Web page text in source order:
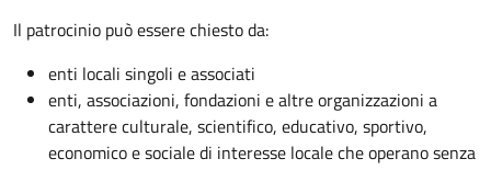
Il patrocinio può essere chiesto da:
enti locali singoli e associati
enti, associazioni, fondazioni e altre organizzazioni a
carattere culturale, scientifico, educativo, sportivo,
economico e sociale di interesse locale che operano senza